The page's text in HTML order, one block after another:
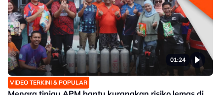
01:24
VIDEO TERKINI & POPULAR